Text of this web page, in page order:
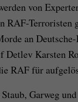
von
RAF-Terroristen
an
Detlev Karsten
RAF für
Garweg